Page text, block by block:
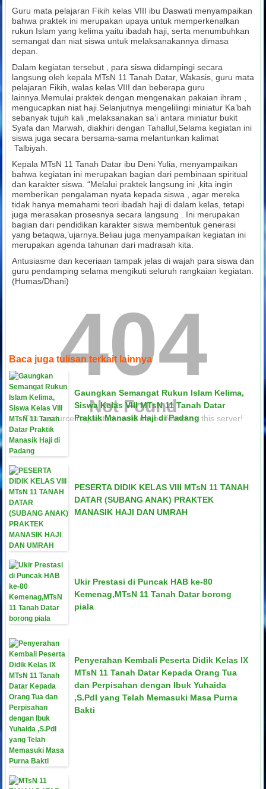
Guru mata pelajaran Fikih kelas VIII ibu Daswati menyampaikan
bahwa praktek ini merupakan upaya untuk memperkenalkan
rukun Islam yang kelima yaitu ibadah haji, serta menumbuhkan
semangat dan niat siswa untuk melaksanakannya dimasa
depan.
Dalam kegiatan tersebut , para siswa didampingi secara
langsung oleh kepala MTsN 11 Tanah Datar, Wakasis, guru mata
pelajaran Fikih, walas kelas VIII dan beberapa guru
lainnya.Memulai praktek dengan mengenakan pakaian ihram ,
mengucapkan niat haji.Selanjutnya mengelilingi miniatur Ka’bah
sebanyak tujuh kali ,melaksanakan sa’i antara miniatur bukit
Syafa dan Marwah, diakhiri dengan Tahallul,Selama kegiatan ini
siswa juga secara bersama-sama melantunkan kalimat
Talbiyah.
Kepala MTsN 11 Tanah Datar ibu Deni Yulia, menyampaikan
bahwa kegiatan ini merupakan bagian dari pembinaan spiritual
dan karakter siswa. “Melalui praktek langsung ini ,kita ingin
memberikan pengalaman nyata kepada siswa , agar mereka
tidak hanya memahami teori ibadah haji di dalam kelas, tetapi
juga merasakan prosesnya secara langsung . Ini merupakan
bagian dari pendidikan karakter siswa membentuk generasi
yang betaqwa,’ujarnya.Beliau juga menyampaikan kegiatan ini
merupakan agenda tahunan dari madrasah kita.
Antusiasme dan keceriaan tampak jelas di wajah para siswa dan
guru pendamping selama mengikuti seluruh rangkaian kegiatan.
(Humas/Dhani)
Baca juga tulisan terkait lainnya
Gaungkan Semangat Rukun Islam Kelima,
Siswa Kelas VIII MTsN 11 Tanah Datar
Praktik Manasik Haji di Padang
PESERTA DIDIK KELAS VIII MTsN 11 TANAH
DATAR (SUBANG ANAK) PRAKTEK
MANASIK HAJI DAN UMRAH
Ukir Prestasi di Puncak HAB ke-80
Kemenag,MTsN 11 Tanah Datar borong
piala
Penyerahan Kembali Peserta Didik Kelas IX
MTsN 11 Tanah Datar Kepada Orang Tua
dan Perpisahan dengan Ibuk Yuhaida
,S.PdI yang Telah Memasuki Masa Purna
Bakti
404
Not Found
The resource requested could not be found on this server!